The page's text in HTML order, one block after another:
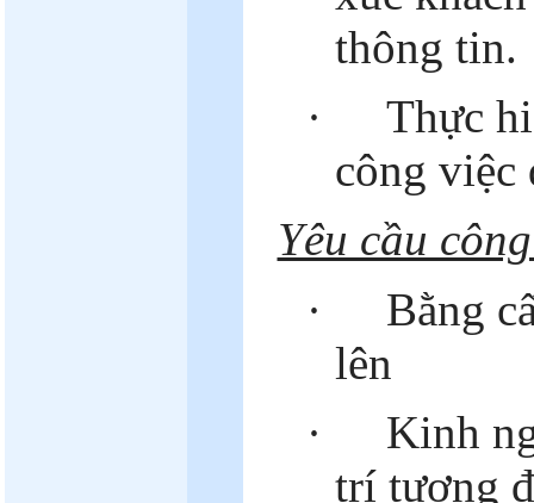
thông tin.
·
Thực
công việc
Yêu cầu
·
Bằng
lên
·
Kinh
trí tương